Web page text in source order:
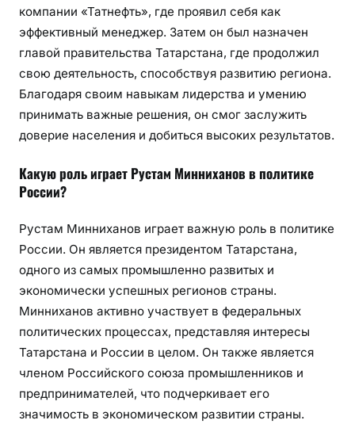
компании «Татнефть», где проявил себя как
эффективный менеджер. Затем он был назначен
главой правительства Татарстана, где продолжил
свою деятельность, способствуя развитию региона.
Благодаря своим навыкам лидерства и умению
принимать важные решения, он смог заслужить
доверие населения и добиться высоких результатов.
Какую роль играет Рустам Минниханов в политике
России?
Рустам Минниханов играет важную роль в политике
России. Он является президентом Татарстана,
одного из самых промышленно развитых и
экономически успешных регионов страны.
Минниханов активно участвует в федеральных
политических процессах, представляя интересы
Татарстана и России в целом. Он также является
членом Российского союза промышленников и
предпринимателей, что подчеркивает его
значимость в экономическом развитии страны.